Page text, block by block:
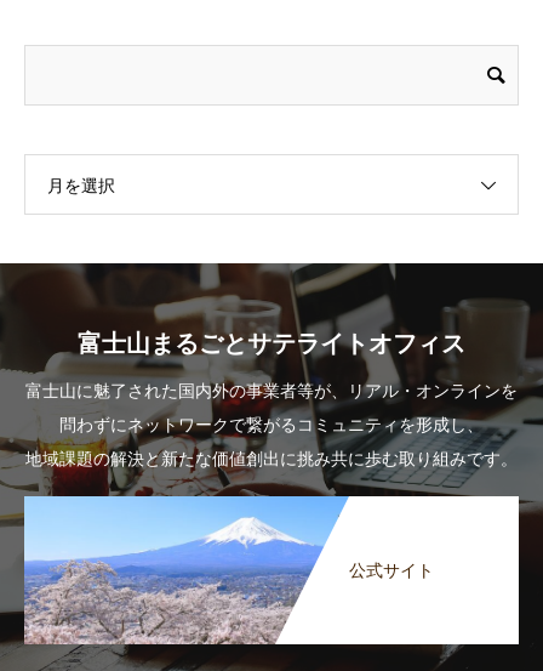
月を選択
富士山まるごとサテライトオフィス
富士山に魅了された国内外の事業者等が、リアル・オンラインを
問わずにネットワークで繋がるコミュニティを形成し、
地域課題の解決と新たな価値創出に挑み共に歩む取り組みです。
公式サイト